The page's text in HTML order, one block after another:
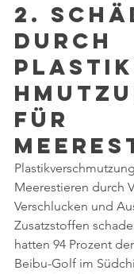
2.
durch
für
Meerestieren durch
Verschlucken und
Zusatzstoffen
hatten 94 Prozent
Beibu-Golf im